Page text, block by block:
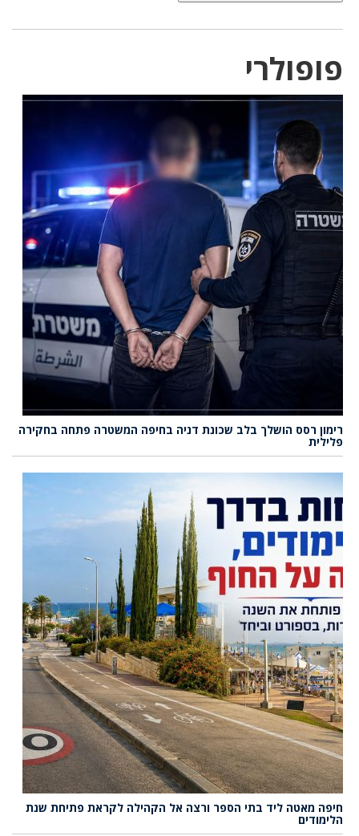
פופולרי
רימון רסס הושלך בלב שכונת דניה בחיפה המשטרה פתחה בחקירה
פלילית
חיפה מאטה ליד בתי הספר ורצה אל הקהילה לקראת פתיחת שנת
הלימודים